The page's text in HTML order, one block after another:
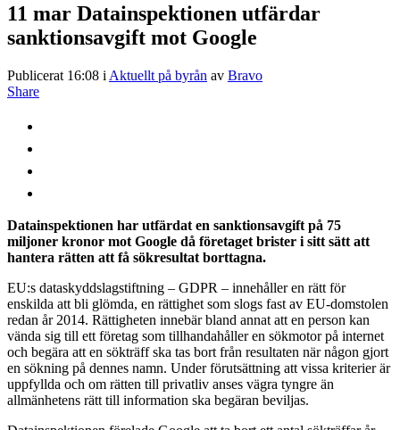
11 mar Datainspektionen utfärdar
sanktionsavgift mot Google
Publicerat 16:08 i Aktuellt på byrån av Bravo
Share
Datainspektionen har utfärdat en sanktionsavgift på 75
miljoner kronor mot Google då företaget brister i sitt sätt att
hantera rätten att få sökresultat borttagna.
EU:s dataskyddslagstiftning – GDPR – innehåller en rätt för
enskilda att bli glömda, en rättighet som slogs fast av EU-domstolen
redan år 2014. Rättigheten innebär bland annat att en person kan
vända sig till ett företag som tillhandahåller en sökmotor på internet
och begära att en sökträff ska tas bort från resultaten när någon gjort
en sökning på dennes namn. Under förutsättning att vissa kriterier är
uppfyllda och om rätten till privatliv anses vägra tyngre än
allmänhetens rätt till information ska begäran beviljas.